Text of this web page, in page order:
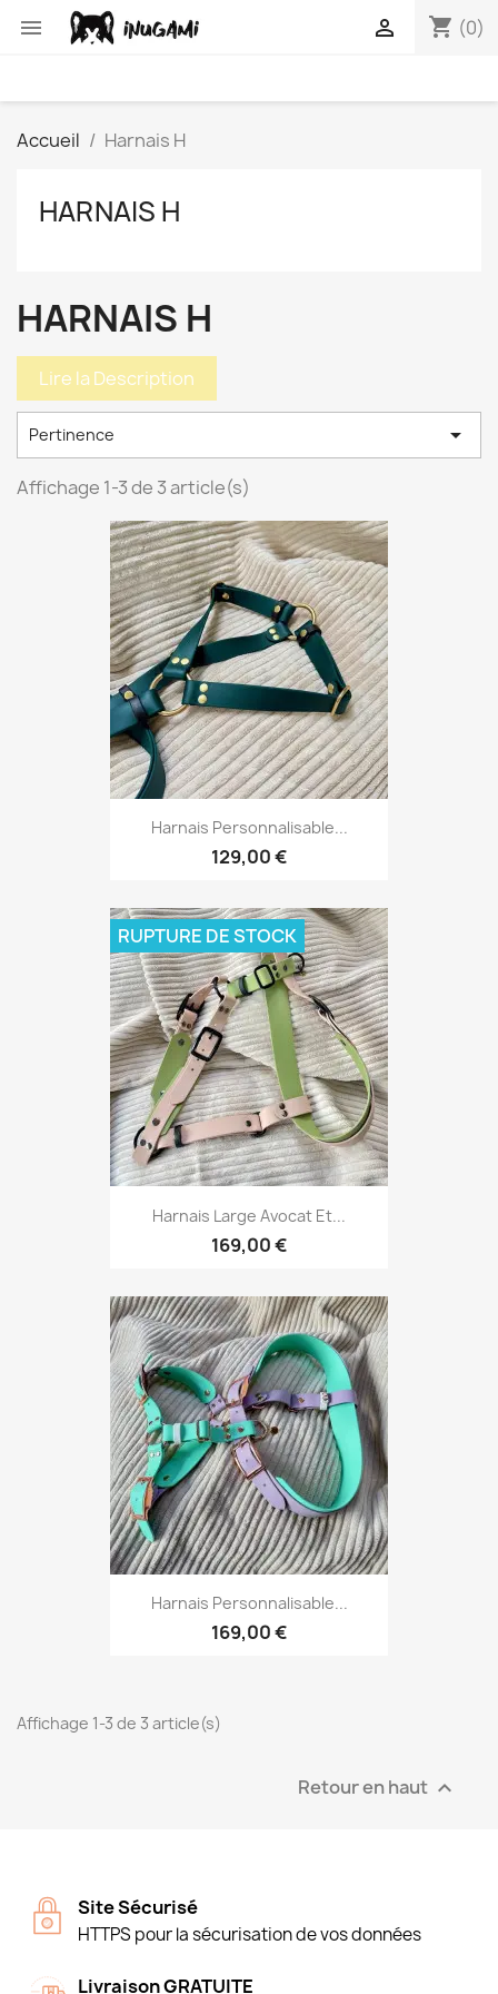
 shopping_cart (0)

Accueil Harnais H
HARNAIS H
HARNAIS H
Lire la Description
Pertinence 
Affichage 1-3 de 3 article(s)
Harnais Personnalisable...
129,00 €
Harnais Large Avocat Et...
169,00 €
RUPTURE DE STOCK
Harnais Personnalisable...
169,00 €
Affichage 1-3 de 3 article(s)
Retour en haut 
Site Sécurisé
HTTPS pour la sécurisation de vos données
Livraison GRATUITE